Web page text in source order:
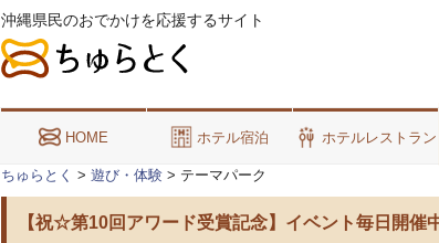
沖縄県民のおでかけを応援するサイト
HOME ホテル宿泊 ホテルレストラン
ちゅらとく > 遊び・体験 > テーマパーク
【祝☆第10回アワード受賞記念】イベント毎日開